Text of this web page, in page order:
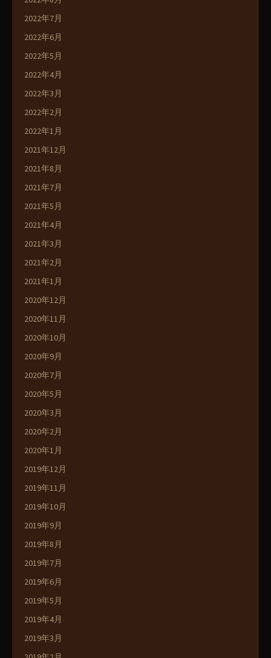
2022年7月
2022年6月
2022年5月
2022年4月
2022年3月
2022年2月
2022年1月
2021年12月
2021年8月
2021年7月
2021年5月
2021年4月
2021年3月
2021年2月
2021年1月
2020年12月
2020年11月
2020年10月
2020年9月
2020年7月
2020年5月
2020年3月
2020年2月
2020年1月
2019年12月
2019年11月
2019年10月
2019年9月
2019年8月
2019年7月
2019年6月
2019年5月
2019年4月
2019年3月